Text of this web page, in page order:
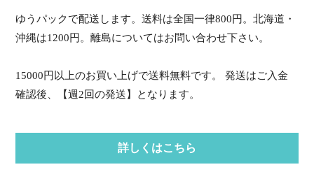
ゆうパックで配送します。送料は全国一律800円。北海道・
沖縄は1200円。離島についてはお問い合わせ下さい。
15000円以上のお買い上げで送料無料です。 発送はご入金
確認後、【週2回の発送】となります。
詳しくはこちら